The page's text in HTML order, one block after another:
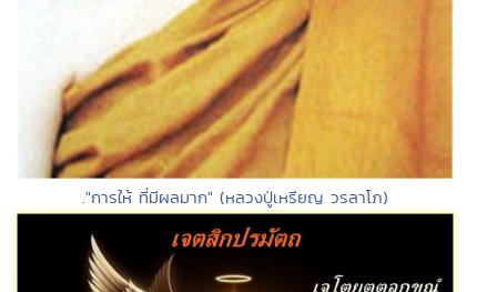
."การให้ ที่มีผลมาก" (หลวงปู่เหรียญ วรลาโภ)